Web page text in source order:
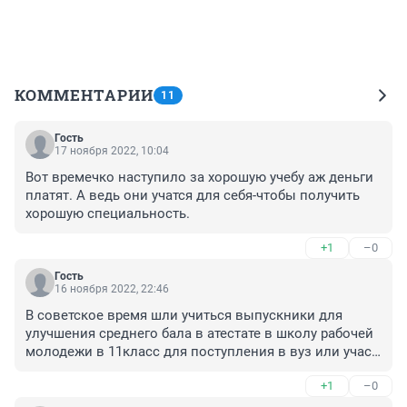
КОММЕНТАРИИ 11
Гость
17 ноября 2022, 10:04
Вот времечко наступило за хорошую учебу аж деньги
платят. А ведь они учатся для себя-чтобы получить
хорошую специальность.
+1 –0
Гость
16 ноября 2022, 22:46
В советское время шли учиться выпускники для
улучшения среднего бала в атестате в школу рабочей
молодежи в 11класс для поступления в вуз или учась
+1 –0